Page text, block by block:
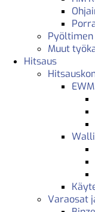
Muut
Hitsaus
EWM
Varaosat